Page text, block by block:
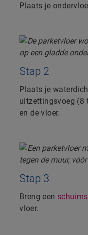
Plaats je
Stap 2
Plaats je
uitzettingsvoeg (8
en de vloer.
Stap 3
Breng een
vloer.